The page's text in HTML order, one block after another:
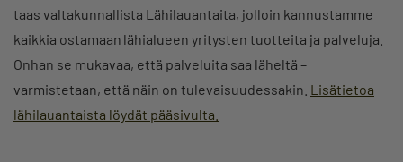
taas valtakunnallista Lähilauantaita, jolloin kannustamme
kaikkia ostamaan lähialueen yritysten tuotteita ja palveluja.
Onhan se mukavaa, että palveluita saa läheltä –
varmistetaan, että näin on tulevaisuudessakin. Lisätietoa
lähilauantaista löydät pääsivulta.